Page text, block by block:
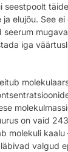
seestpoolt
elujõu. See
iga
on vaid
molekuli
valgud